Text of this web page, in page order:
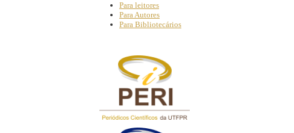
Para leitores
Para Autores
Para Bibliotecários